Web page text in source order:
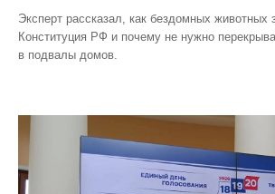
Эксперт рассказал, как бездомных животных
Конституция РФ и почему не нужно
в подвалы домов.